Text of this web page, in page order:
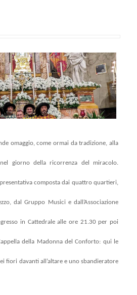
omaggio, come ormai da tradizione, alla
giorno della ricorrenza del miracolo.
composta dai quattro quartieri,
dal Gruppo Musici e dall’Associazione
in Cattedrale alle ore 21.30 per poi
della Madonna del Conforto: qui le
fiori davanti all’altare e uno sbandieratore